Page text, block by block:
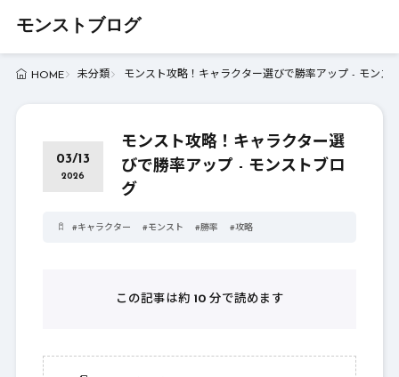
モンストブログ
HOME 未分類 モンスト攻略！キャラクター選びで勝率アップ - モンス
03/13
2026
モンスト攻略！キャラクター選
びで勝率アップ - モンストブロ
グ
#キャラクター #モンスト #勝率 #攻略
この記事は約 10分で読めます